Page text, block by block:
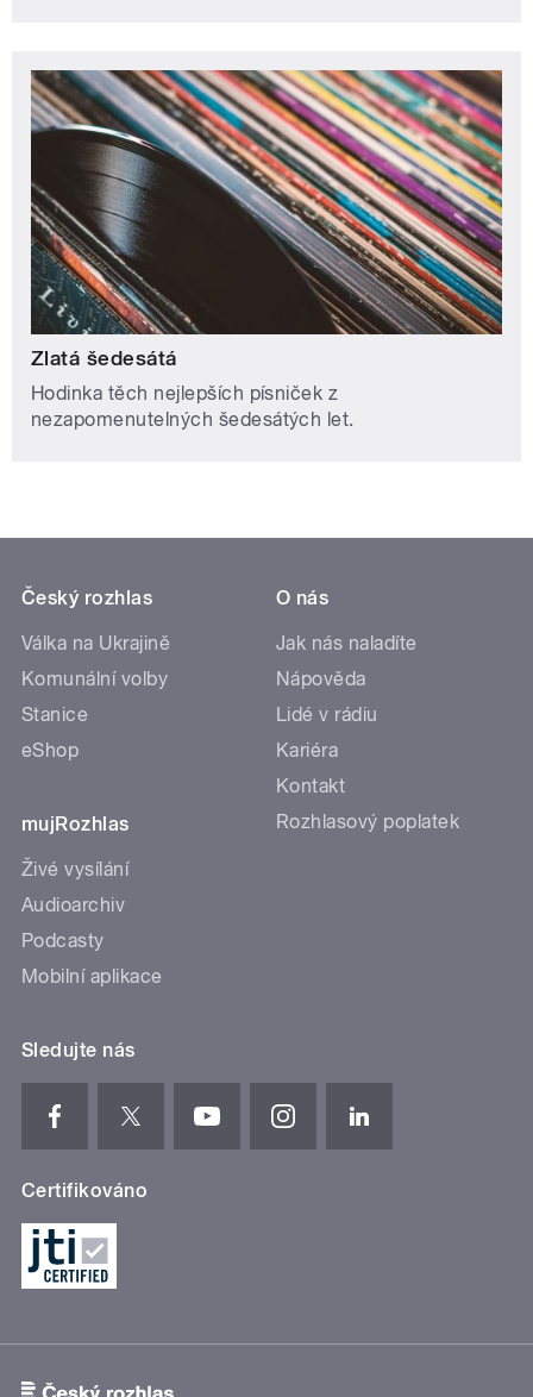
Zlatá šedesátá
Hodinka těch nejlepších písniček z
nezapomenutelných šedesátých let.
Český rozhlas
Válka na Ukrajině
Komunální volby
Stanice
eShop
mujRozhlas
Živé vysílání
Audioarchiv
Podcasty
Mobilní aplikace
O nás
Jak nás naladíte
Nápověda
Lidé v rádiu
Kariéra
Kontakt
Rozhlasový poplatek
Sledujte nás
Certifikováno